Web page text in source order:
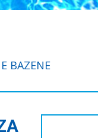
BAZENE